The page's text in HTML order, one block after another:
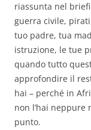
riassunta nel
guerra civile,
tuo padre, tua
istruzione, le tue
quando tutto
approfondire il
hai – perché in
non l’hai neppure
punto.